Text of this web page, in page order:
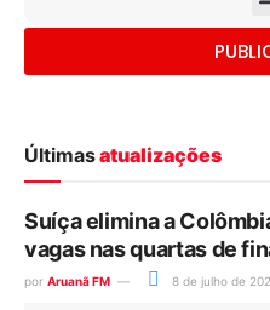
Últimasatualizações
Suíça elimina a
vagas nas quartas de
por Aruanã FM 8 de julho de